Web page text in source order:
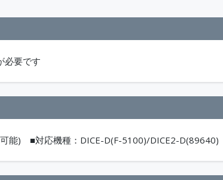
必要です
能) ■対応機種：DICE-D(F-5100)/DICE2-D(89640)